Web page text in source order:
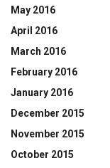
May 2016
April 2016
March 2016
February 2016
January 2016
December 2015
November 2015
October 2015